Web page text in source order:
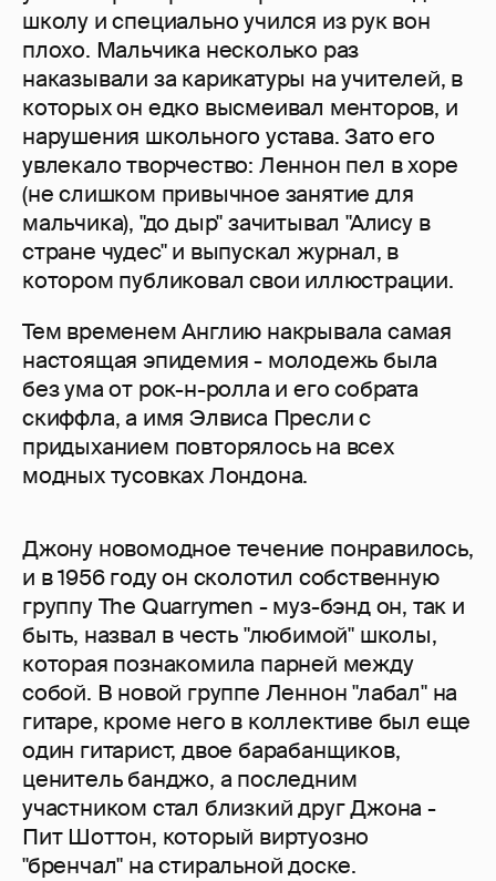
школу и специально учился из рук вон
плохо. Мальчика несколько раз
наказывали за карикатуры на учителей, в
которых он едко высмеивал менторов, и
нарушения школьного устава. Зато его
увлекало творчество: Леннон пел в хоре
(не слишком привычное занятие для
мальчика), "до дыр" зачитывал "Алису в
стране чудес" и выпускал журнал, в
котором публиковал свои иллюстрации.
Тем временем Англию накрывала самая
настоящая эпидемия - молодежь была
без ума от рок-н-ролла и его собрата
скиффла, а имя Элвиса Пресли с
придыханием повторялось на всех
модных тусовках Лондона.
Джону новомодное течение понравилось,
и в 1956 году он сколотил собственную
группу The Quarrymen - муз-бэнд он, так и
быть, назвал в честь "любимой" школы,
которая познакомила парней между
собой. В новой группе Леннон "лабал" на
гитаре, кроме него в коллективе был еще
один гитарист, двое барабанщиков,
ценитель банджо, а последним
участником стал близкий друг Джона -
Пит Шоттон, который виртуозно
"бренчал" на стиральной доске.